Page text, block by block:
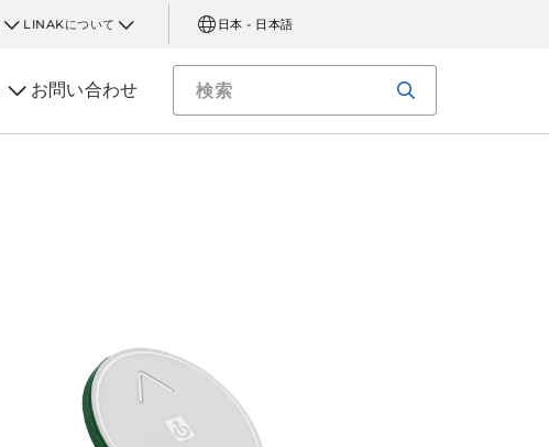
LINAKについて 日本 - 日本語
お問い合わせ